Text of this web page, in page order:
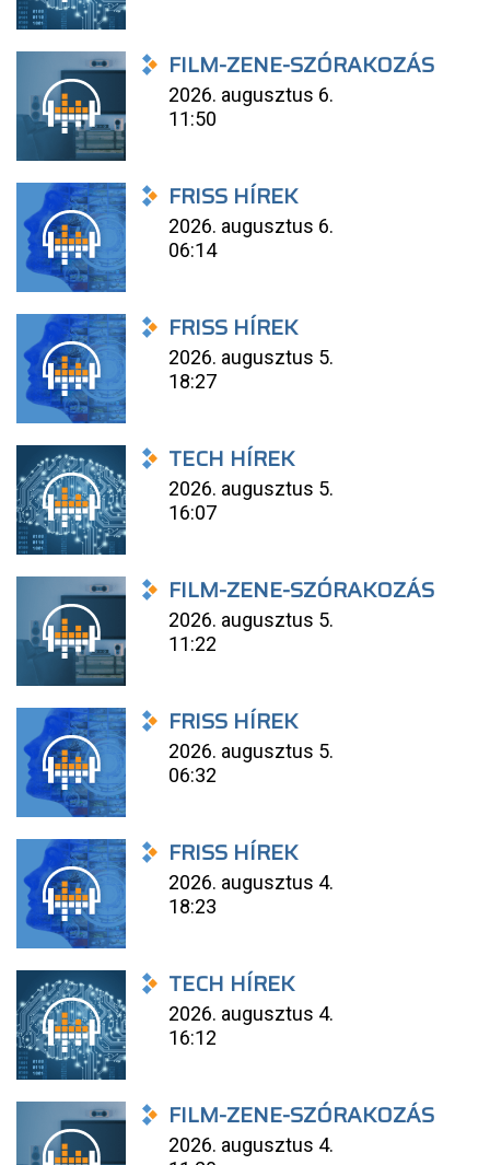
FILM-ZENE-SZÓRAKOZÁS
2026. augusztus 6.
11:50
FRISS HÍREK
2026. augusztus 6.
06:14
FRISS HÍREK
2026. augusztus 5.
18:27
TECH HÍREK
2026. augusztus 5.
16:07
FILM-ZENE-SZÓRAKOZÁS
2026. augusztus 5.
11:22
FRISS HÍREK
2026. augusztus 5.
06:32
FRISS HÍREK
2026. augusztus 4.
18:23
TECH HÍREK
2026. augusztus 4.
16:12
FILM-ZENE-SZÓRAKOZÁS
2026. augusztus 4.